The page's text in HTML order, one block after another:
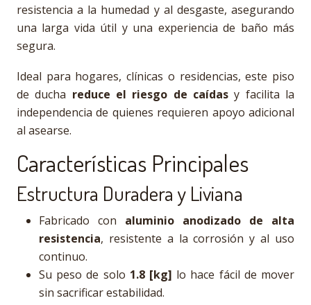
resistencia a la humedad y al desgaste, asegurando
una larga vida útil y una experiencia de baño más
segura.
Ideal para hogares, clínicas o residencias, este piso
de ducha reduce el riesgo de caídas y facilita la
independencia de quienes requieren apoyo adicional
al asearse.
Características Principales
Estructura Duradera y Liviana
Fabricado con aluminio anodizado de alta
resistencia, resistente a la corrosión y al uso
continuo.
Su peso de solo 1.8 [kg] lo hace fácil de mover
sin sacrificar estabilidad.